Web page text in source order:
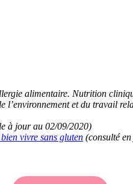
alimentaire. Nutrition
et du travail
à jour au 02/09/2020)
vivre sans gluten (consulté